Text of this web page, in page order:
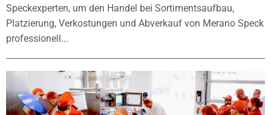
Speckexperten, um den Handel bei Sortimentsaufbau,
Platzierung, Verkostungen und Abverkauf von Merano Speck
professionell...